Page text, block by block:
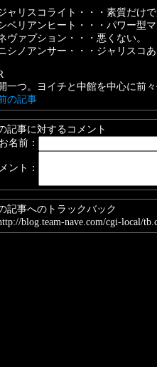
ャリスコライト・・・素質だけ
ベリアンヒート・・・パワー型
ヴァプション・・・悪くない。
シノアンサー・・・ジャリスコ
一つ。ヨイチと中館を中心に前
の記事
記事に対するコメント
お名前：
ント：
記事へのトラックバック
http://blog.team-nave.com/cgi-local/